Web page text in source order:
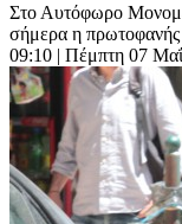
Στο Αυτόφωρο
σήμερα η
09:10 | Πέμπτη 07